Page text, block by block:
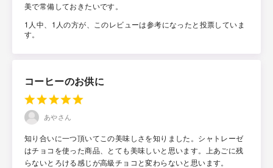
美で常備しておきたいです。
1人中、1人の方が、このレビューは参考になったと投票していま
す。
コーヒーのお供に
あやさん
知り合いに一つ頂いてこの美味しさを知りました。シャトレーゼ
はチョコを使った商品、とても美味しいと思います。上あごに残
らないとろける感じが高級チョコと変わらないと思います。